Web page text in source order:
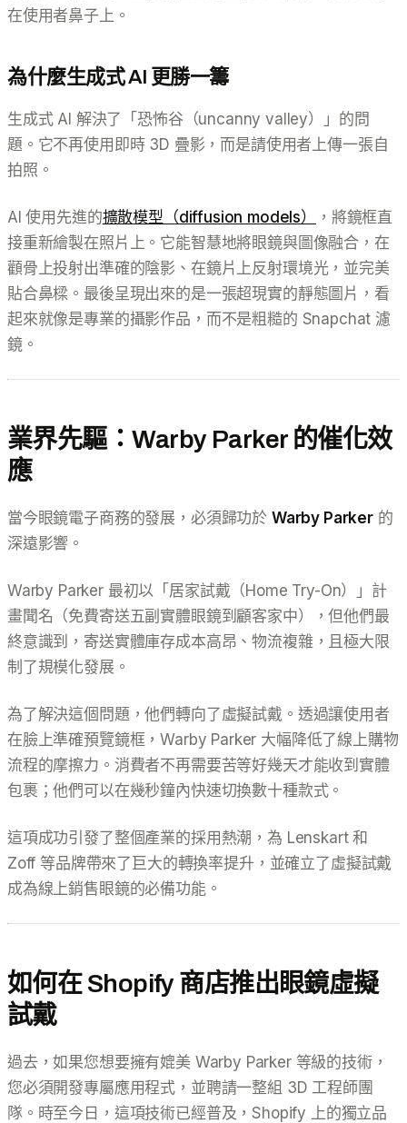
在使用者鼻子上。
為什麼生成式 AI 更勝一籌
生成式 AI 解決了「恐怖谷（uncanny valley）」的問
題。它不再使用即時 3D 疊影，而是請使用者上傳一張自
拍照。
AI 使用先進的擴散模型（diffusion models）
，將鏡框直
接重新繪製在照片上。它能智慧地將眼鏡與圖像融合，在
顴骨上投射出準確的陰影、在鏡片上反射環境光，並完美
貼合鼻樑。最後呈現出來的是一張超現實的靜態圖片，看
起來就像是專業的攝影作品，而不是粗糙的 Snapchat 濾
鏡。
業界先驅：Warby Parker 的催化效
應
當今眼鏡電子商務的發展，必須歸功於 Warby Parker的
深遠影響。
Warby Parker 最初以「居家試戴（Home Try-On）」計
畫聞名（免費寄送五副實體眼鏡到顧客家中），但他們最
終意識到，寄送實體庫存成本高昂、物流複雜，且極大限
制了規模化發展。
為了解決這個問題，他們轉向了虛擬試戴。透過讓使用者
在臉上準確預覽鏡框，Warby Parker 大幅降低了線上購物
流程的摩擦力。消費者不再需要苦等好幾天才能收到實體
包裹；他們可以在幾秒鐘內快速切換數十種款式。
這項成功引發了整個產業的採用熱潮，為 Lenskart 和
Zoff 等品牌帶來了巨大的轉換率提升，並確立了虛擬試戴
成為線上銷售眼鏡的必備功能。
如何在 Shopify 商店推出眼鏡虛擬
試戴
過去，如果您想要擁有媲美 Warby Parker 等級的技術，
您必須開發專屬應用程式，並聘請一整組 3D 工程師團
隊。時至今日，這項技術已經普及，Shopify 上的獨立品